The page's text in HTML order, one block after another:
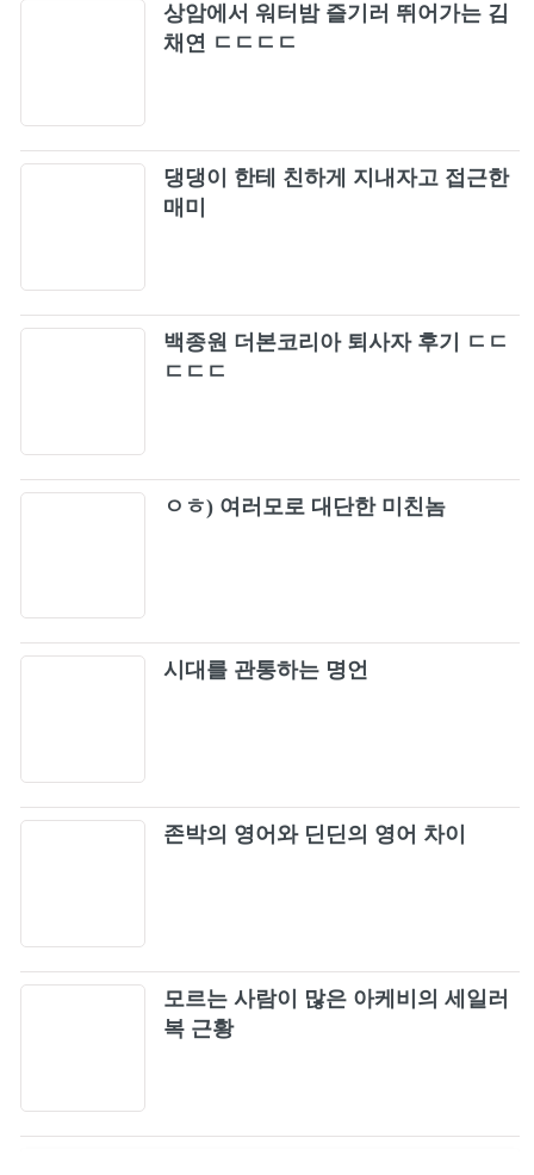
상암에서 워터밤 즐기러 뛰어가는 김
채연 ㄷㄷㄷㄷ
댕댕이 한테 친하게 지내자고 접근한
매미
백종원 더본코리아 퇴사자 후기 ㄷㄷ
ㄷㄷㄷ
ㅇㅎ) 여러모로 대단한 미친놈
시대를 관통하는 명언
존박의 영어와 딘딘의 영어 차이
모르는 사람이 많은 아케비의 세일러
복 근황